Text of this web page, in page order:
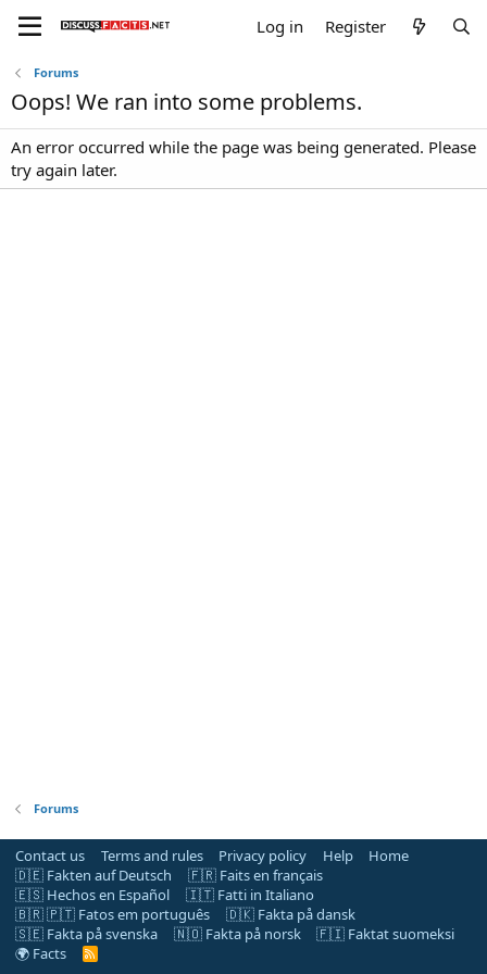
Log in Register
Forums
Oops! We ran into some problems.
An error occurred while the page was being generated. Please
try again later.
Forums
Contact us Terms and rules Privacy policy Help
Home
🇩🇪 Fakten auf Deutsch
🇫🇷 Faits en français
🇪🇸 Hechos en Español
🇮🇹 Fatti in Italiano
🇧🇷 🇵🇹 Fatos em português
🇩🇰 Fakta på dansk
🇸🇪 Fakta på svenska
🇳🇴 Fakta på norsk
🇫🇮 Faktat suomeksi
🌍 Facts
R